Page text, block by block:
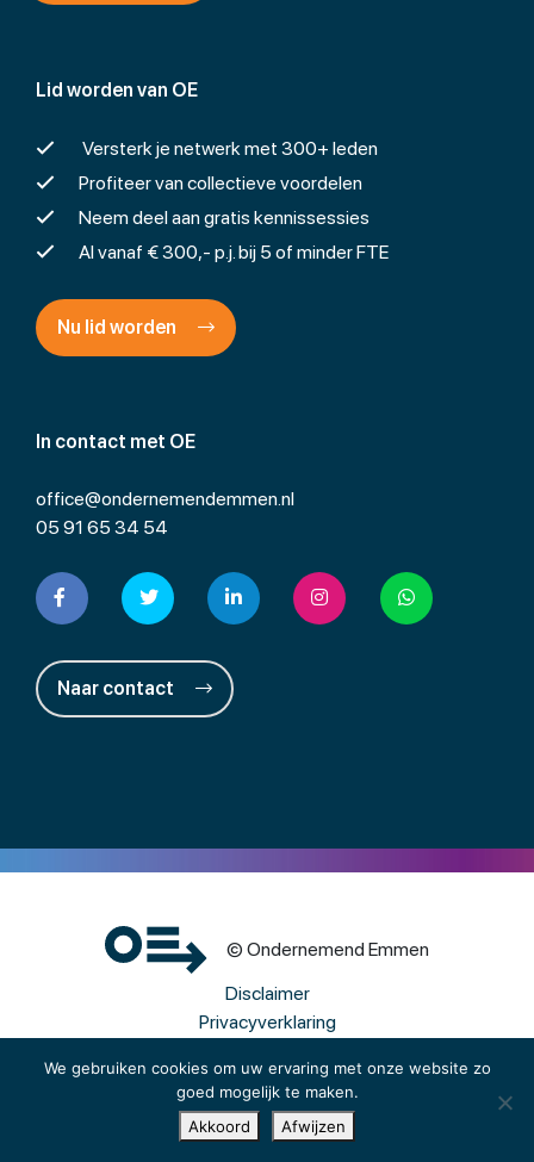
We gebruiken cookies om uw ervaring met onze website zo
goed mogelijk te maken.
Akkoord
Afwijzen
In contact met OE
office@ondernemendemmen.nl
05 91 65 34 54
Naar contact
Lid worden van OE
Versterk je netwerk met 300+ leden
Profiteer van collectieve voordelen
Neem deel aan gratis kennissessies
Al vanaf € 300,- p.j. bij 5 of minder FTE
Nu lid worden
© Ondernemend Emmen
Disclaimer
Privacyverklaring
Een wwwebsite van Webba